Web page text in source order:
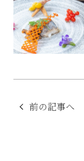
前の記事へ